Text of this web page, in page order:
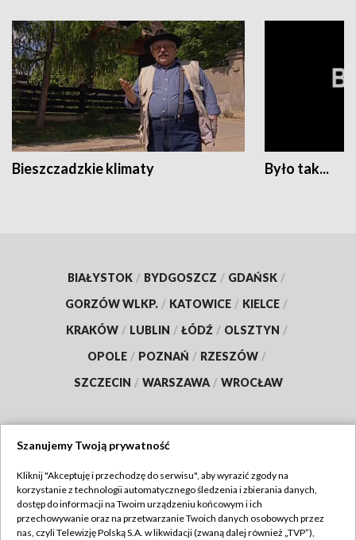
Bieszczadzkie klimaty Było tak...
BIAŁYSTOK / BYDGOSZCZ / GDAŃSK /
GORZÓW WLKP. / KATOWICE / KIELCE /
KRAKÓW / LUBLIN / ŁÓDŹ / OLSZTYN /
OPOLE / POZNAŃ / RZESZÓW /
SZCZECIN / WARSZAWA / WROCŁAW
TVP
Abonament TVP
Regulamin TVP
Szanujemy Twoją prywatność
Kliknij "Akceptuję i przechodzę do serwisu", aby wyrazić zgody na
korzystanie z technologii automatycznego śledzenia i zbierania danych,
dostęp do informacji na Twoim urządzeniu końcowym i ich
przechowywanie oraz na przetwarzanie Twoich danych osobowych przez
nas, czyli Telewizję Polską S.A. w likwidacji (zwaną dalej również „TVP”),